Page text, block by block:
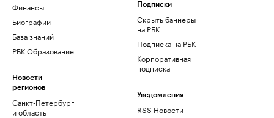
Финансы
Биографии
База знаний
РБК Образование
Новости
регионов
Санкт-Петербург
и область
Подписки
Скрыть баннеры
на РБК
Подписка на РБК
Корпоративная
подписка
Уведомления
RSS Новости